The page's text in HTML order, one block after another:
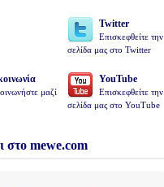
Twitter
Επισκεφθείτε την
σελίδα μας στο Twitter
μαζί
YouTube
Επισκεφθείτε την
σελίδα μας στο YouTube
στο mewe.com